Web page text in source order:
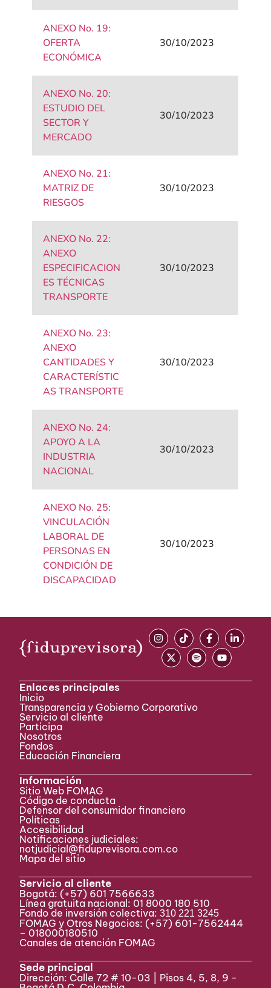
ANEXO No. 19:
OFERTA
ECONÓMICA
30/10/2023
ANEXO No. 20:
ESTUDIO DEL
SECTOR Y
MERCADO
30/10/2023
ANEXO No. 21:
MATRIZ DE
RIESGOS
30/10/2023
ANEXO No. 22:
ANEXO
ESPECIFICACION
ES TÉCNICAS
TRANSPORTE
30/10/2023
ANEXO No. 23:
ANEXO
CANTIDADES Y
CARACTERÍSTIC
AS TRANSPORTE
30/10/2023
ANEXO No. 24:
APOYO A LA
INDUSTRIA
NACIONAL
30/10/2023
ANEXO No. 25:
VINCULACIÓN
LABORAL DE
PERSONAS EN
CONDICIÓN DE
DISCAPACIDAD
30/10/2023
Enlaces principales
Inicio
Transparencia y Gobierno Corporativo
Servicio al cliente
Participa ​
Nosotros
Fondos
Educación Financiera
Información
Sitio Web FOMAG
Código de conducta
Defensor del consumidor financiero
Políticas
Accesibilidad
Notificaciones judiciales:
notjudicial@fiduprevisora.com.co
Mapa del sitio
Servicio al cliente
Bogotá: (+57) 601 7566633
Línea gratuita nacional: 01 8000 180 510
Fondo de inversión colectiva:310 221 3245
FOMAG y Otros Negocios: (+57) 601-7562444
– 018000180510
Canales de atención FOMAG
Sede principal
Dirección: Calle 72 # 10-03 | Pisos 4, 5, 8, 9 -